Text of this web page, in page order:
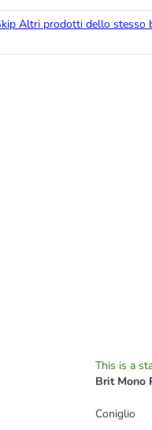
Altri prodotti dello stesso
This is a
Brit Mono
Coniglio